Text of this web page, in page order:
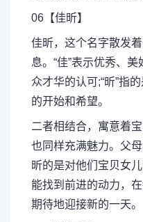
06【佳昕】
佳昕，这个名字散发
息。“佳”表示优秀、
众才华的认可;“昕”指
的开始和希望。
二者相结合，寓意着
也同样充满魅力。父
昕的是对他们宝贝女
能找到前进的动力，
期待地迎接新的一天。